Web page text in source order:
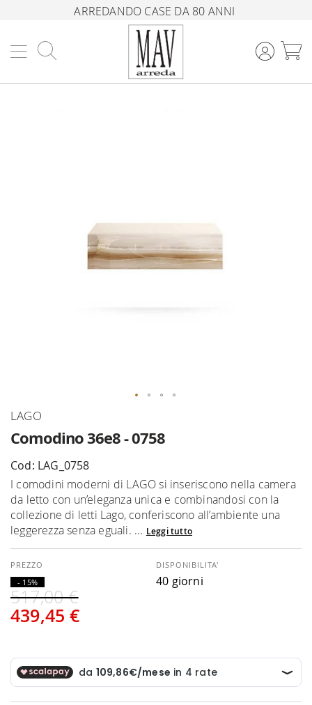
ARREDANDO CASE DA 80 ANNI
Comodino 36e8 - 0758
LAGO
Cod: LAG_0758
I comodini moderni di LAGO si inseriscono nella camera
da letto con un’eleganza unica e combinandosi con la
collezione di letti Lago, conferiscono all’ambiente una
leggerezza senza eguali. ... Leggi tutto
439,45 €
517,00 €
- 15%
DISPONIBILITA'
40 giorni
Vai
della
galleria
di
immagini